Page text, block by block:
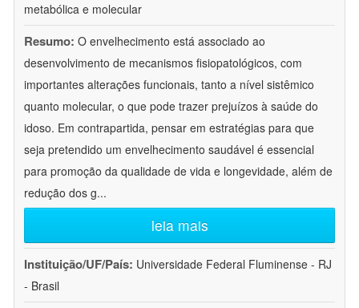
metabólica e molecular
Resumo: O envelhecimento está associado ao
desenvolvimento de mecanismos fisiopatológicos, com
importantes alterações funcionais, tanto a nível sistêmico
quanto molecular, o que pode trazer prejuízos à saúde do
idoso. Em contrapartida, pensar em estratégias para que
seja pretendido um envelhecimento saudável é essencial
para promoção da qualidade de vida e longevidade, além de
redução dos g...
leia mais
Instituição/UF/País: Universidade Federal Fluminense - RJ
- Brasil